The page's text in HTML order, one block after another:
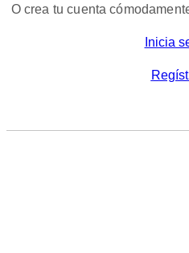
O crea tu cuenta
Inicia